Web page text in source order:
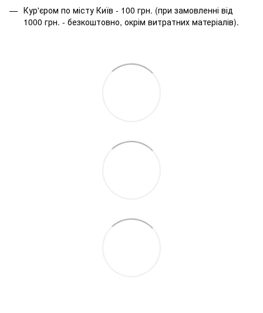
Кур'єром по місту Київ - 100 грн. (при замовленні від
1000 грн. - безкоштовно, окрім витратних матеріалів).